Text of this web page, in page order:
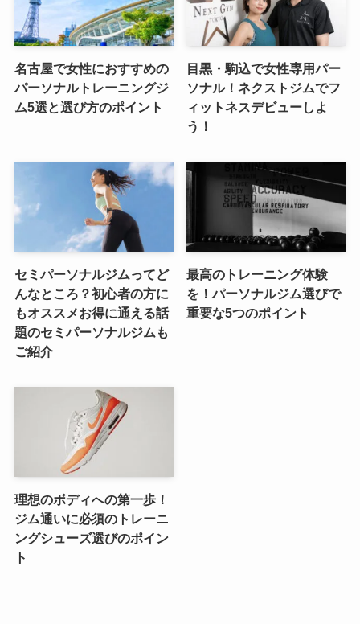
名古屋で女性におすすめの
パーソナルトレーニングジ
ム5選と選び方のポイント
目黒・駒込で女性専用パー
ソナル！ネクストジムでフ
ィットネスデビューしよ
う！
セミパーソナルジムってど
んなところ？初心者の方に
もオススメお得に通える話
題のセミパーソナルジムも
ご紹介
最高のトレーニング体験
を！パーソナルジム選びで
重要な5つのポイント
理想のボディへの第一歩！
ジム通いに必須のトレーニ
ングシューズ選びのポイン
ト